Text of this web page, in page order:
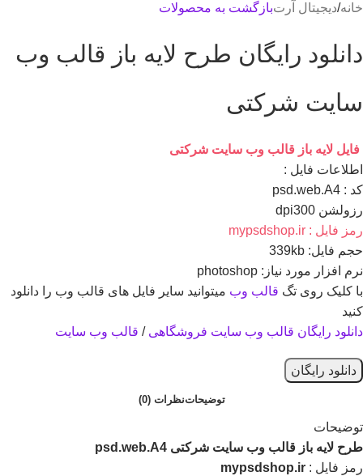
خانه/دیجیتال آرتبازگشت به محصولات
دانلود رایگان طرح لایه باز قالب وب
سایت شرکتی
فایل لایه باز قالب وب سایت شرکتی
اطلاعات فايل :
کد : psd.web.A4
رزولشن dpi300
رمز فایل : mypsdshop.ir
حجم فايل: 339kb
نرم افزار مورد نياز: photoshop
با کلیک روی تگ قالب وب میتوانید سایر فایل های قالب وب را دانلود
کنید
دانلود رایگان قالب وب سایت فروشگاهی / قالب وب سایت
دانلود رایگان
توضیحاتنظرات (0)
توضیحات
طرح لایه باز قالب وب سایت شرکتی psd.web.A4
رمز فایل : mypsdshop.ir